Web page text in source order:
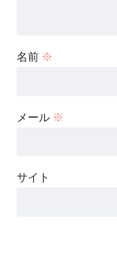
名前 ※
メール ※
サイト